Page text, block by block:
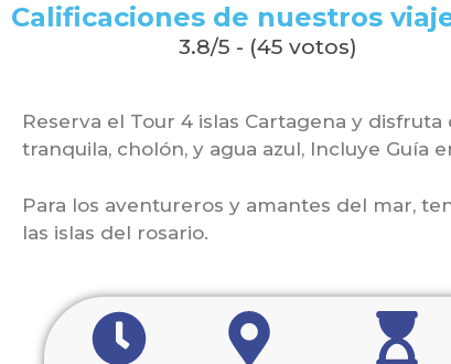
Calificaciones de nuestros
3.8/5 - (45 votos)
Reserva el Tour 4 islas Cartagena y
tranquila, cholón, y agua azul, Incluye Guía
Para los aventureros y amantes del mar,
las islas del rosario.